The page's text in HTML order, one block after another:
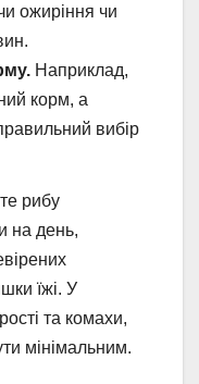
ожиріння чи
Наприклад,
корм, а
вибір
рибу
на день,
їжі. У
та комахи,
мінімальним.